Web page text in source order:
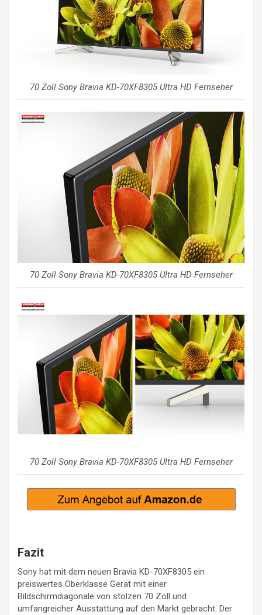
70 Zoll Sony Bravia KD-70XF8305 Ultra HD Fernseher
70 Zoll Sony Bravia KD-70XF8305 Ultra HD Fernseher
70 Zoll Sony Bravia KD-70XF8305 Ultra HD Fernseher
Fazit
Sony hat mit dem neuen Bravia KD-70XF8305 ein
preiswertes Oberklasse Gerät mit einer
Bildschirmdiagonale von stolzen 70 Zoll und
umfangreicher Ausstattung auf den Markt gebracht. Der